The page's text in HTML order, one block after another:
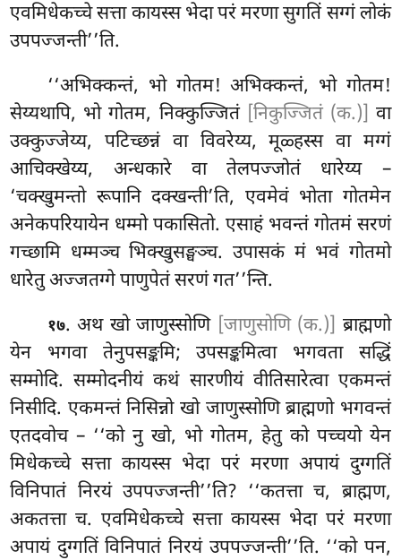
एवमिधेकच्चे सत्ता कायस्स भेदा परं मरणा सुगतिं सग्गं लोकं
उपपज्जन्ती’’ति.
‘‘अभिक्कन्तं, भो गोतम! अभिक्कन्तं, भो गोतम!
सेय्यथापि, भो गोतम, निक्कुज्जितं [निकुज्जितं (क.)] वा
उक्कुज्जेय्य, पटिच्छन्नं वा विवरेय्य, मूळ्हस्स वा मग्गं
आचिक्खेय्य, अन्धकारे वा तेलपज्जोतं धारेय्य –
‘चक्खुमन्तो रूपानि दक्खन्ती’ति, एवमेवं भोता गोतमेन
अनेकपरियायेन धम्मो पकासितो. एसाहं भवन्तं गोतमं सरणं
गच्छामि धम्मञ्च भिक्खुसङ्घञ्च. उपासकं मं भवं गोतमो
धारेतु अज्जतग्गे पाणुपेतं सरणं गत’’न्ति.
१७. अथ खो जाणुस्सोणि [जाणुसोणि (क.)] ब्राह्मणो
येन भगवा तेनुपसङ्कमि; उपसङ्कमित्वा भगवता सद्धिं
सम्मोदि. सम्मोदनीयं कथं सारणीयं वीतिसारेत्वा एकमन्तं
निसीदि. एकमन्तं निसिन्नो खो जाणुस्सोणि ब्राह्मणो भगवन्तं
एतदवोच – ‘‘को नु खो, भो गोतम, हेतु को पच्चयो येन
मिधेकच्चे सत्ता कायस्स भेदा परं मरणा अपायं दुग्गतिं
विनिपातं निरयं उपपज्जन्ती’’ति? ‘‘कतत्ता च, ब्राह्मण,
अकतत्ता च. एवमिधेकच्चे सत्ता कायस्स भेदा परं मरणा
अपायं दुग्गतिं विनिपातं निरयं उपपज्जन्ती’’ति. ‘‘को पन,